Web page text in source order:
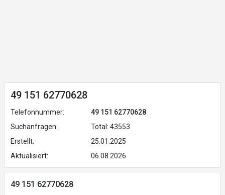
49 151 62770628
Telefonnummer:
49 151 62770628
Suchanfragen:
Total: 43553
Erstellt:
25.01.2025
Aktualisiert:
06.08.2026
49 151 62770628